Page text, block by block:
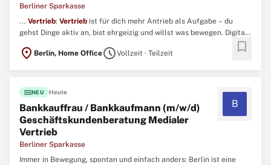
Berliner Sparkasse
... Vertrieb: Vertrieb ist für dich mehr Antrieb als Aufgabe – du
gehst Dinge aktiv an, bist ehrgeizig und willst was bewegen. Digitale
dich in der Videoberatung genauso wohl wie am Telefon. ...
location_on Berlin, Home OfficescheduleVollzeit · Teilzeit bookmark
fiber_newNEU Heute
Bankkauffrau / Bankkaufmann (m/w/d)
Geschäftskundenberatung Medialer
Vertrieb
Berliner Sparkasse
B
Immer in Bewegung, spontan und einfach anders: Berlin ist eine